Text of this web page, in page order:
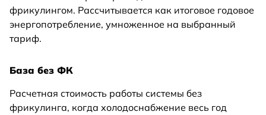
фрикулингом. Рассчитывается как итоговое годовое
энергопотребление, умноженное на выбранный
тариф.
База без ФК
Расчетная стоимость работы системы без
фрикулинга, когда холодоснабжение весь год